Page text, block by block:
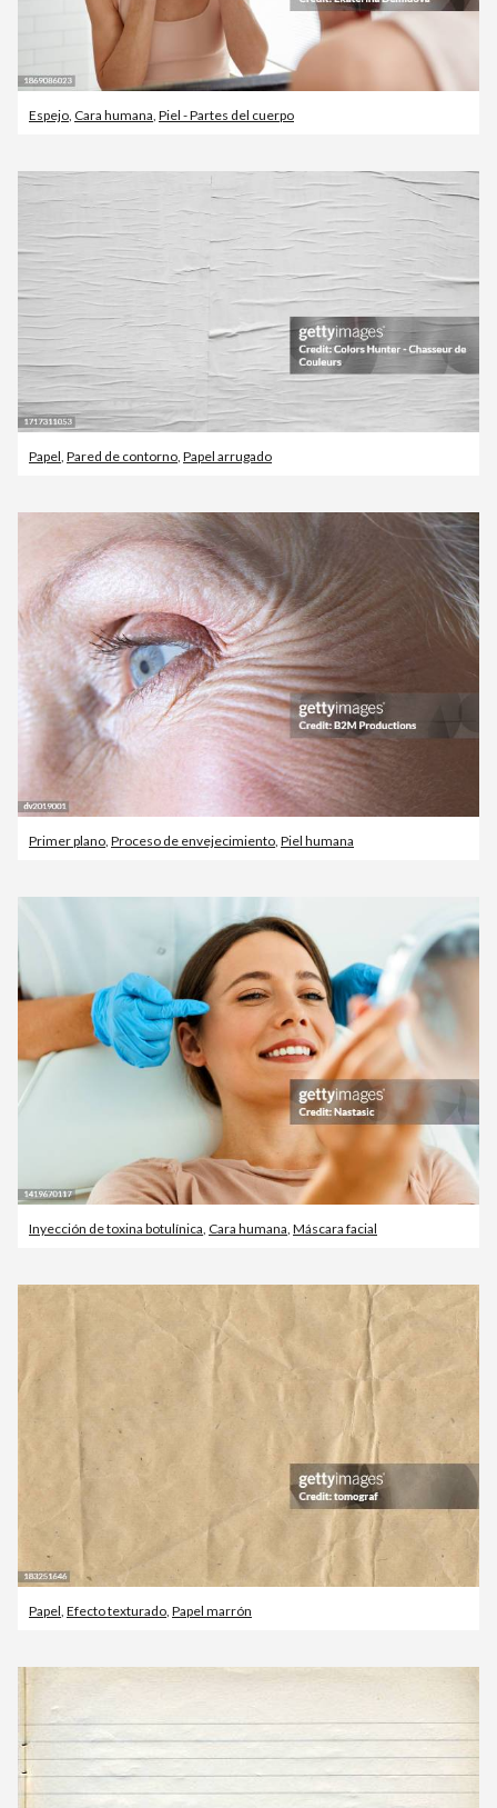
Espejo, Cara humana, Piel - Partes del cuerpo
Papel Pared de contorno Papel arrugado
Primer plano Proceso de envejecimiento Piel humana
Inyección de toxina botulínica, Cara humana, Máscara facial
Papel, Efecto texturado, Papel marrón